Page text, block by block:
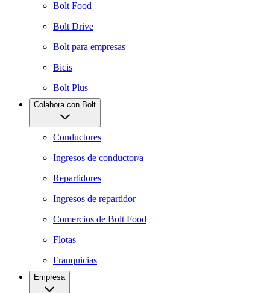
Bolt Food
Bolt Drive
Bolt para empresas
Bicis
Bolt Plus
Colabora con Bolt
Conductores
Ingresos de conductor/a
Repartidores
Ingresos de repartidor
Comercios de Bolt Food
Flotas
Franquicias
Empresa